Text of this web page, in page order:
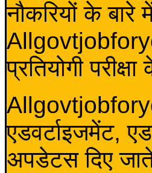
नौकरियों के बारे
प्रतियोगी
एडवर्टाइजमेंट,
अपडेटस दिए